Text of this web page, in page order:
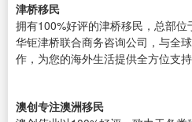
津桥移民
拥有100%好评的津桥移民，总部
华钜津桥联合商务咨询公司，与全
作，为您的海外生活提供全方位支持
澳创专注澳洲移民